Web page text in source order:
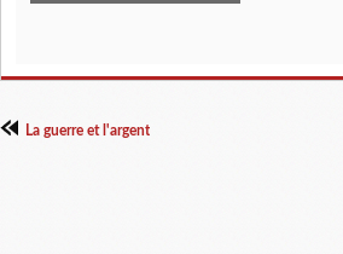
La guerre et l'argent